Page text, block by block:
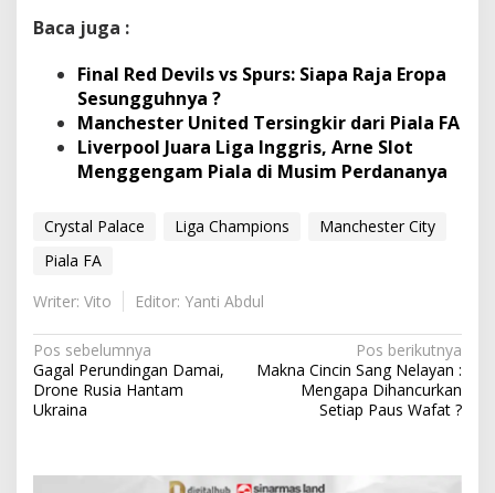
Baca juga :
Final Red Devils vs Spurs: Siapa Raja Eropa
Sesungguhnya ?
Manchester United Tersingkir dari Piala FA
Liverpool Juara Liga Inggris, Arne Slot
Menggengam Piala di Musim Perdananya
Crystal Palace Liga Champions
Manchester City
Piala FA
Writer: Vito
Editor: Yanti Abdul
N
a
v
g
Pos sebelumnya
Gagal Perundingan Damai,
Drone Rusia Hantam
Ukraina
Pos berikutnya
Makna Cincin Sang Nelayan :
Mengapa Dihancurkan
Setiap Paus Wafat ?